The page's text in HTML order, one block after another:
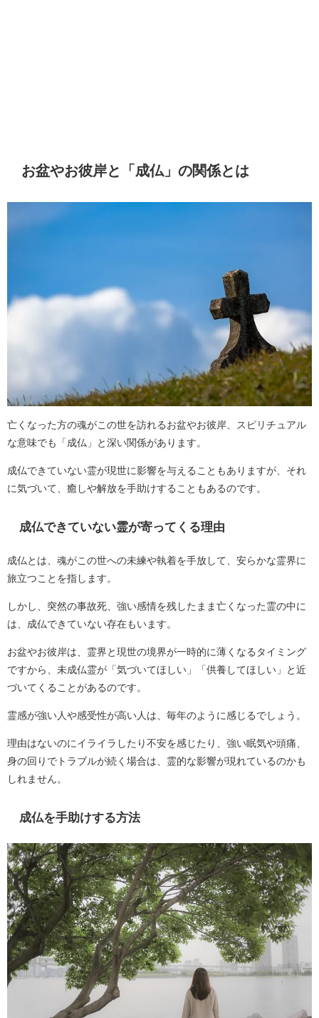
お盆やお彼岸と「成仏」の関係とは
亡くなった方の魂がこの世を訪れるお盆やお彼岸、スピリチュアル
な意味でも「成仏」と深い関係があります。
成仏できていない霊が現世に影響を与えることもありますが、それ
に気づいて、癒しや解放を手助けすることもあるのです。
成仏できていない霊が寄ってくる理由
成仏とは、魂がこの世への未練や執着を手放して、安らかな霊界に
旅立つことを指します。
しかし、突然の事故死、強い感情を残したまま亡くなった霊の中に
は、成仏できていない存在もいます。
お盆やお彼岸は、霊界と現世の境界が一時的に薄くなるタイミング
ですから、未成仏霊が「気づいてほしい」「供養してほしい」と近
づいてくることがあるのです。
霊感が強い人や感受性が高い人は、毎年のように感じるでしょう。
理由はないのにイライラしたり不安を感じたり、強い眠気や頭痛、
身の回りでトラブルが続く場合は、霊的な影響が現れているのかも
しれません。
成仏を手助けする方法